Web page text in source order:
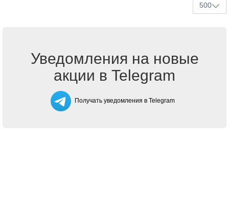
500
Уведомления на новые
акции в Telegram
Получать уведомления в Telegram